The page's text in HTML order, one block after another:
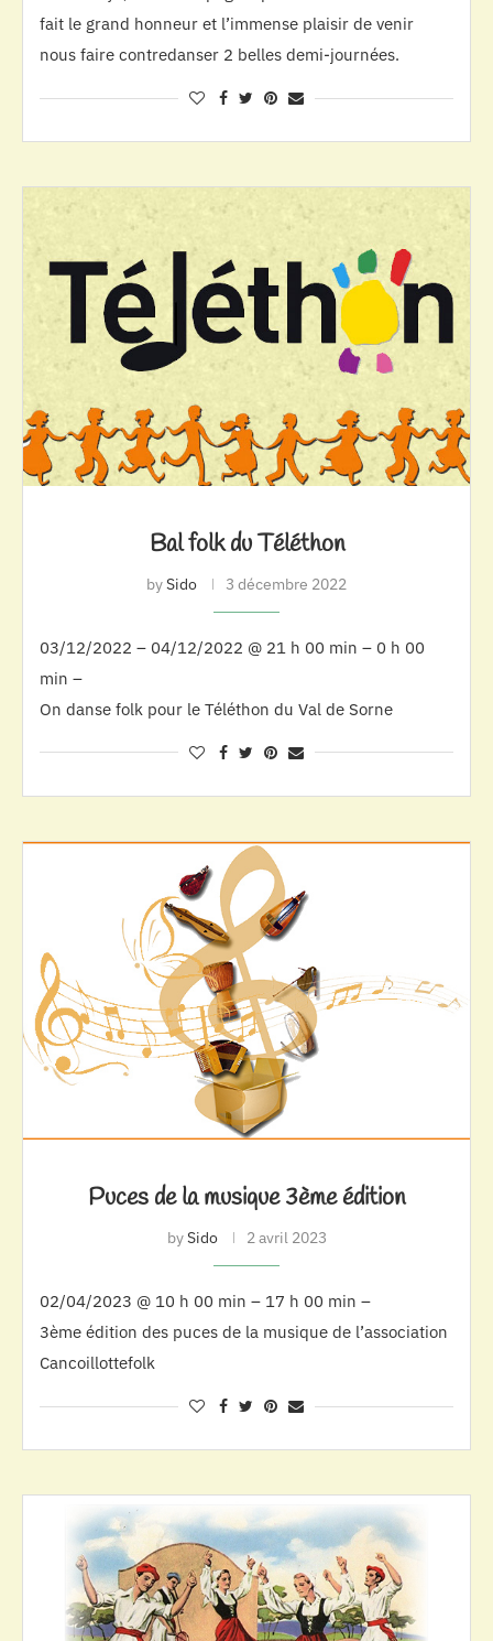
fait le grand honneur et l’immense plaisir de venir
nous faire contredanser 2 belles demi-journées.
Bal folk du Téléthon
bySido 3 décembre 2022
03/12/2022 – 04/12/2022 @ 21 h 00 min – 0 h 00
min –
On danse folk pour le Téléthon du Val de Sorne
Puces de la musique 3ème édition
bySido 2 avril 2023
02/04/2023 @ 10 h 00 min – 17 h 00 min –
3ème édition des puces de la musique de l’association
Cancoillottefolk